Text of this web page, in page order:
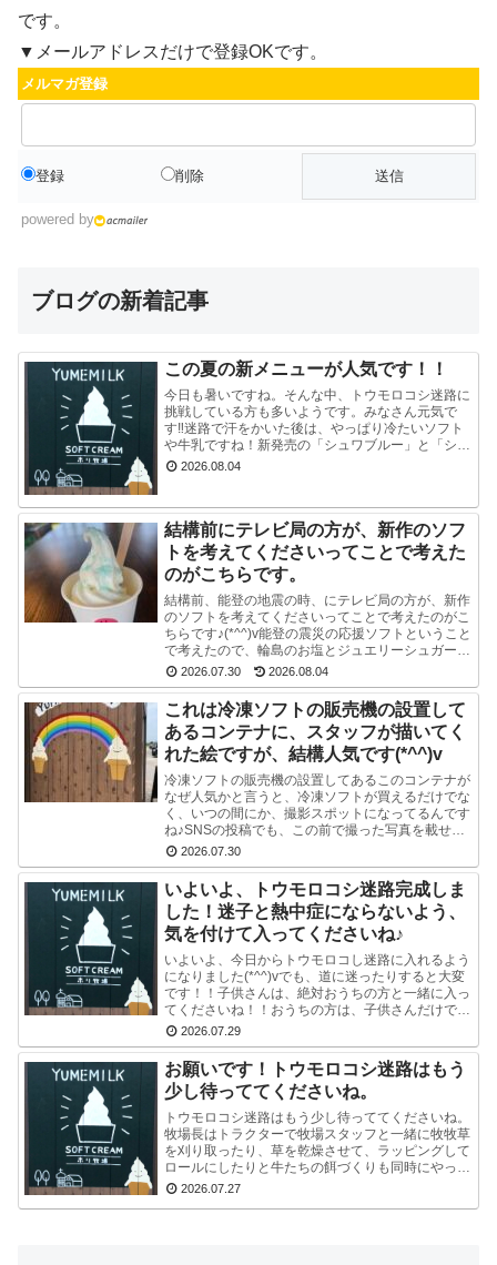
です。
▼メールアドレスだけで登録OKです。
メルマガ登録
登録 削除
powered by
ブログの新着記事
この夏の新メニューが人気です！！
今日も暑いですね。そんな中、トウモロコシ迷路に
挑戦している方も多いようです。みなさん元気で
す‼迷路で汗をかいた後は、やっぱり冷たいソフト
や牛乳ですね！新発売の「シュワブルー」と「シュ
ワグリーン」が只今人気ですぐに売り切れてしまい
2026.08.04
結構前にテレビ局の方が、新作のソフ
トを考えてくださいってことで考えた
のがこちらです。
結構前、能登の地震の時、にテレビ局の方が、新作
のソフトを考えてくださいってことで考えたのがこ
ちらです♪(*^^)v能登の震災の応援ソフトということ
で考えたので、輪島のお塩とジュエリーシュガーを
使い、海をイメージした水色のスマイルソフトを作
り...
2026.07.30 2026.08.04
これは冷凍ソフトの販売機の設置して
あるコンテナに、スタッフが描いてく
れた絵ですが、結構人気です(*^^)v
冷凍ソフトの販売機の設置してあるこのコンテナが
なぜ人気かと言うと、冷凍ソフトが買えるだけでな
く、いつの間にか、撮影スポットになってるんです
ね♪SNSの投稿でも、この前で撮った写真を載せて
る方多数です(^-^) かわいい写真が撮れますよ♪冷
凍...
2026.07.30
いよいよ、トウモロコシ迷路完成しま
した！迷子と熱中症にならないよう、
気を付けて入ってくださいね♪
いよいよ、今日からトウモロコし迷路に入れるよう
になりました(*^^)vでも、道に迷ったりすると大変
です！！子供さんは、絶対おうちの方と一緒に入っ
てくださいね！！おうちの方は、子供さんだけで迷
路にはいかせないでくださいね！！よろしくおねが
いし...
2026.07.29
お願いです！トウモロコシ迷路はもう
少し待っててくださいね。
トウモロコシ迷路はもう少し待っててくださいね。
牧場長はトラクターで牧場スタッフと一緒に牧牧草
を刈り取ったり、草を乾燥させて、ラッピングして
ロールにしたりと牛たちの餌づくりも同時にやって
いるので、看板を立て切れていないんです。今はま
2026.07.27